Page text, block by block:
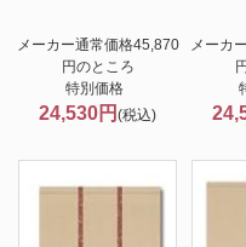
メーカー通常価格45,870
円のところ
特別価格
24,530円(税込)
メーカ